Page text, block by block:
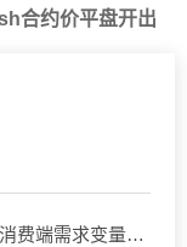
合约价平盘开出
费端需求变量，